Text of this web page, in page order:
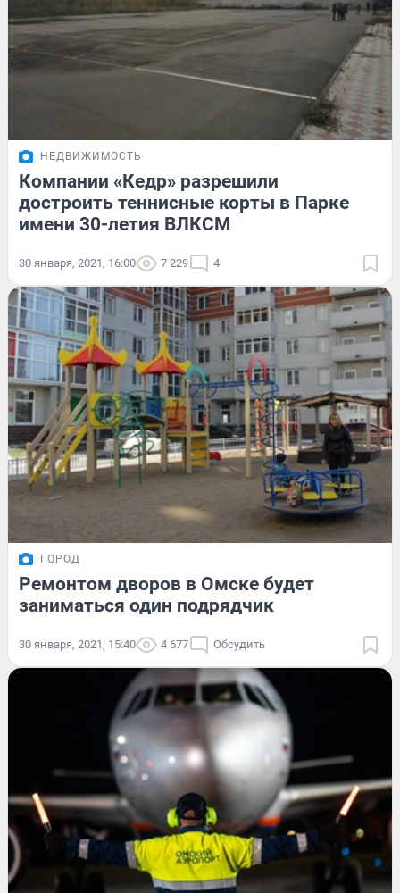
НЕДВИЖИМОСТЬ
Компании «Кедр» разрешили
достроить теннисные корты в Парке
имени 30-летия ВЛКСМ
30 января, 2021, 16:00 7 229 4
ГОРОД
Ремонтом дворов в Омске будет
заниматься один подрядчик
30 января, 2021, 15:40 4 677 Обсудить